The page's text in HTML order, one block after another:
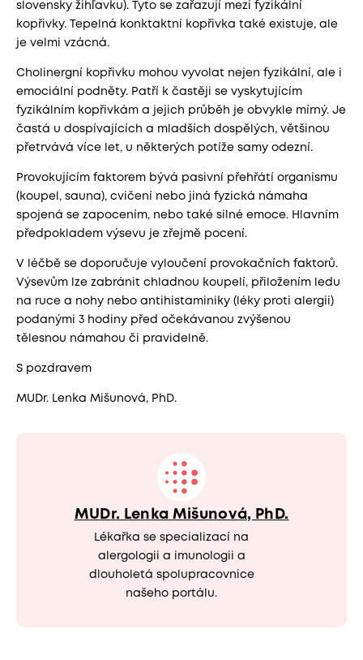
slovensky žihľavku). Tyto se zařazují mezi fyzikální
kopřivky. Tepelná konktaktní kopřivka také existuje, ale
je velmi vzácná.
Cholinergní kopřivku mohou vyvolat nejen fyzikální, ale i
emociální podněty. Patří k častěji se vyskytujícím
fyzikálním kopřivkám a jejich průběh je obvykle mírný. Je
častá u dospívajících a mladších dospělých, většinou
přetrvává více let, u některých potíže samy odezní.
Provokujícím faktorem bývá pasivní přehřátí organismu
(koupel, sauna), cvičení nebo jiná fyzická námaha
spojená se zapocením, nebo také silné emoce. Hlavním
předpokladem výsevu je zřejmě pocení.
V léčbě se doporučuje vyloučení provokačních faktorů.
Výsevům lze zabránit chladnou koupelí, přiložením ledu
na ruce a nohy nebo antihistaminiky (léky proti alergii)
podanými 3 hodiny před očekávanou zvýšenou
tělesnou námahou či pravidelně.
S pozdravem
MUDr. Lenka Mišunová, PhD.
MUDr. Lenka Mišunová, PhD.
Lékařka se specializací na
alergologii a imunologii a
dlouholetá spolupracovnice
našeho portálu.